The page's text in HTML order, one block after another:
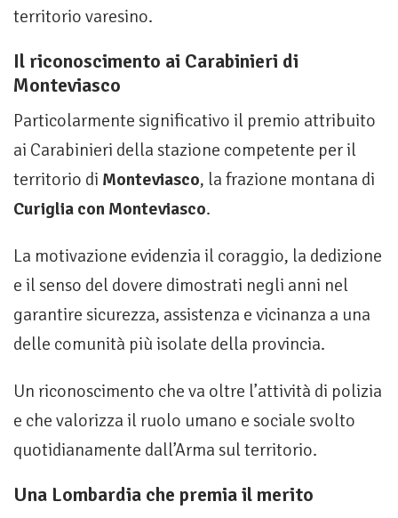
territorio varesino.
Il riconoscimento ai Carabinieri di
Monteviasco
Particolarmente significativo il premio attribuito
ai Carabinieri della stazione competente per il
territorio di Monteviasco, la frazione montana di
Curiglia con Monteviasco.
La motivazione evidenzia il coraggio, la dedizione
e il senso del dovere dimostrati negli anni nel
garantire sicurezza, assistenza e vicinanza a una
delle comunità più isolate della provincia.
Un riconoscimento che va oltre l’attività di polizia
e che valorizza il ruolo umano e sociale svolto
quotidianamente dall’Arma sul territorio.
Una Lombardia che premia il merito